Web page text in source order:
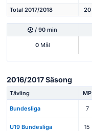
Total 2017/2018 20
/ 90 min
0Mål
2016/2017 Säsong
Tävling MP
Bundesliga 7
U19 Bundesliga 15